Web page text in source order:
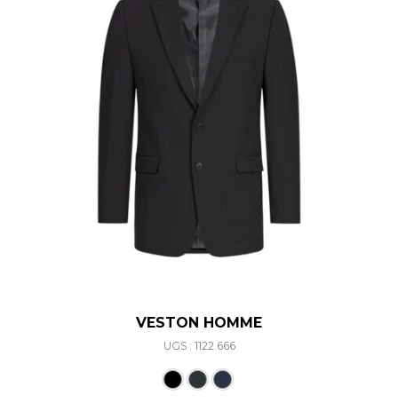
VESTON HOMME
UGS : 1122.666